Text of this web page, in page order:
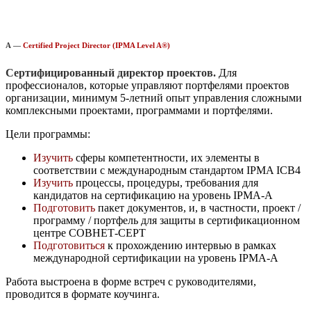
А — Certified Project Director (IPMA Level A®)
Сертифицированный директор проектов. Для
профессионалов, которые управляют портфелями проектов
организации, минимум 5-летний опыт управления сложными
комплексными проектами, программами и портфелями.
Цели программы:
Изучить сферы компетентности, их элементы в
соответствии с международным стандартом IPMA ICB4
Изучить процессы, процедуры, требования для
кандидатов на сертификацию на уровень IPMA-A
Подготовить пакет документов, и, в частности, проект /
программу / портфель для защиты в сертификационном
центре СОВНЕТ-СЕРТ
Подготовиться к прохождению интервью в рамках
международной сертификации на уровень IPMA-A
Работа выстроена в форме встреч с руководителями,
проводится в формате коучинга.